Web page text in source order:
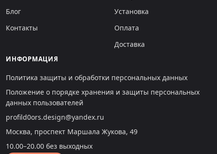
Блог
Контакты
Установка
Оплата
Доставка
ИНФОРМАЦИЯ
Политика защиты и обработки персональных данных
Положение о порядке хранения и защиты персональных
данных пользователей
profild0ors.design@yandex.ru
Москва, проспект Маршала Жукова, 49
10.00–20.00 без выходных